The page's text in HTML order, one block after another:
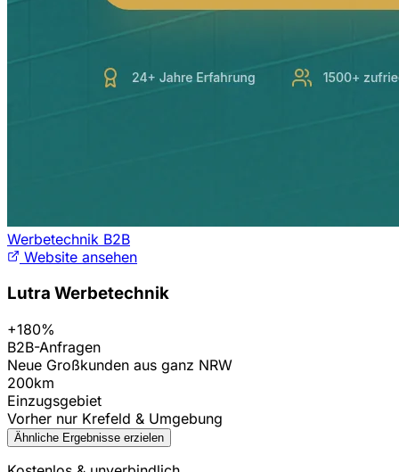
Werbetechnik B2B
Website ansehen
Lutra Werbetechnik
+180%
B2B-Anfragen
Neue Großkunden aus ganz NRW
200km
Einzugsgebiet
Vorher nur Krefeld & Umgebung
Ähnliche Ergebnisse erzielen